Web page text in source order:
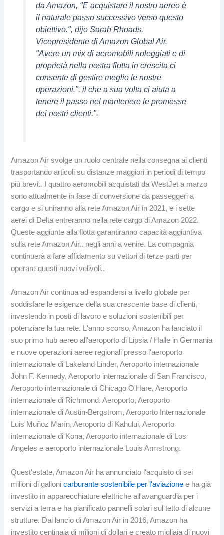
da Amazon, "E acquistare il nostro aereo è
il naturale passo successivo verso questo
obiettivo.", dijo Sarah Rhoads,
Vicepresidente di Amazon Global Air.
"Avere un mix di aeromobili noleggiati e di
proprietà nella nostra flotta in crescita ci
consente di gestire meglio le nostre
operazioni.", il che a sua volta ci aiuta a
tenere il passo nel mantenere le promesse
dei nostri clienti.".
Amazon Air svolge un ruolo centrale nella consegna ai clienti
trasportando articoli su distanze maggiori in periodi di tempo
più brevi.. I quattro aeromobili acquistati da WestJet a marzo
sono attualmente in fase di conversione da passeggeri a
cargo e si uniranno alla rete Amazon Air in 2021, e i sette
aerei di Delta entreranno nella rete cargo di Amazon 2022.
Queste aggiunte alla flotta garantiranno capacità aggiuntiva
sulla rete Amazon Air.. negli anni a venire. La compagnia
continuerà a fare affidamento su vettori di terze parti per
operare questi nuovi velivoli..
Amazon Air continua ad espandersi a livello globale per
soddisfare le esigenze della sua crescente base di clienti,
investendo in posti di lavoro e soluzioni sostenibili per
potenziare la tua rete. L'anno scorso, Amazon ha lanciato il
suo primo hub aereo all'aeroporto di Lipsia / Halle in Germania
e nuove operazioni aeree regionali presso l'aeroporto
internazionale di Lakeland Linder, Aeroporto internazionale
John F. Kennedy, Aeroporto internazionale di San Francisco,
Aeroporto internazionale di Chicago O'Hare, Aeroporto
internazionale di Richmond. Aeroporto, Aeroporto
internazionale di Austin-Bergstrom, Aeroporto Internazionale
Luis Muñoz Marín, Aeroporto di Kahului, Aeroporto
internazionale di Kona, Aeroporto internazionale di Los
Angeles e aeroporto internazionale Louis Armstrong.
Quest'estate, Amazon Air ha annunciato l'acquisto di sei
milioni di gallonicarburante sostenibile per l'aviazione e ha già
investito in apparecchiature elettriche all'avanguardia per i
servizi a terra e ha pianificato pannelli solari sul tetto di alcune
strutture. Dal lancio di Amazon Air in 2016, Amazon ha
investito centinaia di milioni di dollari e creato migliaia di nuovi